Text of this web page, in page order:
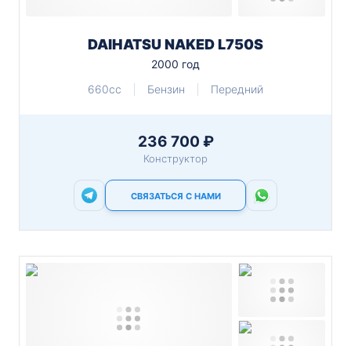
DAIHATSU NAKED L750S
2000 год
660cc
Бензин Передний
236 700 ₽
Конструктор
СВЯЗАТЬСЯ С НАМИ